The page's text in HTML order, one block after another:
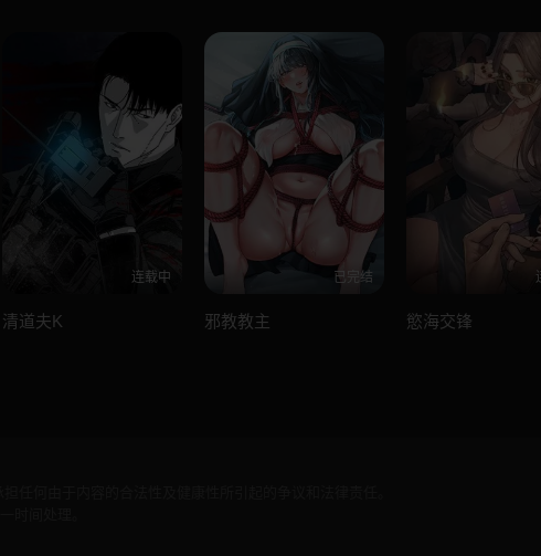
连载中
清道夫K
已完结
邪教教主 慾海交锋